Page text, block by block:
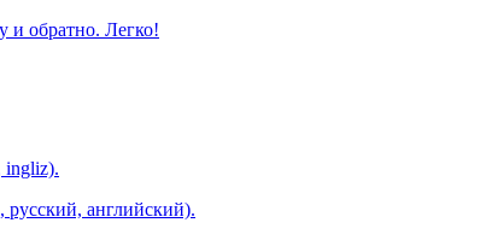
и обратно. Легко!
ingliz).
русский, английский).